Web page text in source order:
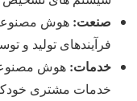
صنعت: هوش مصنوعی
فرآیندهای تولید و
خدمات: هوش
خدمات مشتری